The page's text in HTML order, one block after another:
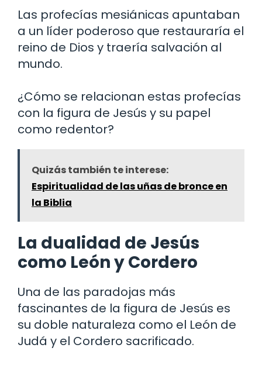
Las profecías mesiánicas apuntaban
a un líder poderoso que restauraría el
reino de Dios y traería salvación al
mundo.
¿Cómo se relacionan estas profecías
con la figura de Jesús y su papel
como redentor?
Quizás también te interese:
Espiritualidad de las uñas de bronce en
la Biblia
La dualidad de Jesús
como León y Cordero
Una de las paradojas más
fascinantes de la figura de Jesús es
su doble naturaleza como el León de
Judá y el Cordero sacrificado.